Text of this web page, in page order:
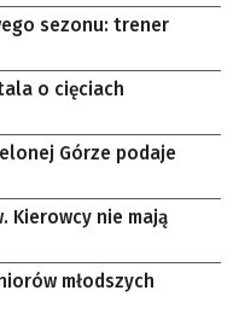
sezonu: trener
o cięciach
Górze podaje
Kierowcy nie mają
młodszych